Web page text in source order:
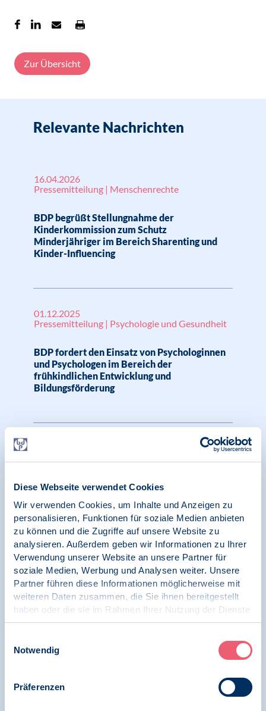
Diese Webseite verwendet Cookies
Wir verwenden Cookies, um Inhalte und Anzeigen zu
personalisieren, Funktionen für soziale Medien anbieten
zu können und die Zugriffe auf unsere Website zu
analysieren. Außerdem geben wir Informationen zu Ihrer
Verwendung unserer Website an unsere Partner für
soziale Medien, Werbung und Analysen weiter. Unsere
Partner führen diese Informationen möglicherweise mit
weiteren Daten zusammen, die Sie ihnen bereitgestellt
haben oder die sie im Rahmen Ihrer Nutzung der Dienste
gesammelt haben.
Notwendig
Präferenzen
Zur Übersicht
Relevante Nachrichten
16.04.2026
Pressemitteilung | Menschenrechte
BDP begrüßt Stellungnahme der
Kinderkommission zum Schutz
Minderjähriger im Bereich Sharenting und
Kinder-Influencing
01.12.2025
Pressemitteilung | Psychologie und Gesundheit
BDP fordert den Einsatz von Psychologinnen
und Psychologen im Bereich der
frühkindlichen Entwicklung und
Bildungsförderung
Kinder und Jugendliche jetzt – Bildung und
Wohlbefinden sind auf einem historischen
Tiefststand
18.11.2025
Pressemitteilung | Psychologie und Gesundheit |
Menschenrechte
Nichtweiterführung des Fonds Sexueller